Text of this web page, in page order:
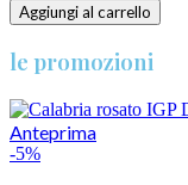
Aggiungi al carrello
le promozioni
Anteprima
-5%